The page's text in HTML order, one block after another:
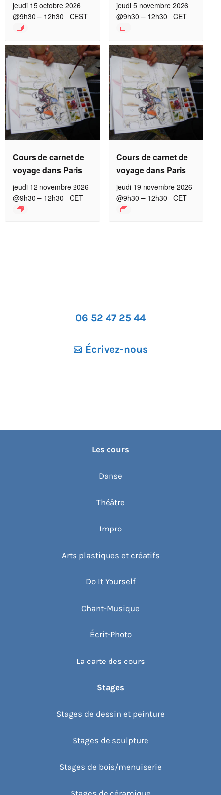
jeudi 15 octobre 2026
@9h30 – 12h30 CEST
jeudi 5 novembre 2026
@9h30 – 12h30 CET
Cours de carnet de
voyage dans Paris
jeudi 12 novembre 2026
@9h30 – 12h30 CET
Cours de carnet de
voyage dans Paris
jeudi 19 novembre 2026
@9h30 – 12h30 CET
06 52 47 25 44
Écrivez-nous
Les cours
Danse
Théâtre
Impro
Arts plastiques et créatifs
Do It Yourself
Chant-Musique
Écrit-Photo
La carte des cours
Stages
Stages de dessin et peinture
Stages de sculpture
Stages de bois/menuiserie